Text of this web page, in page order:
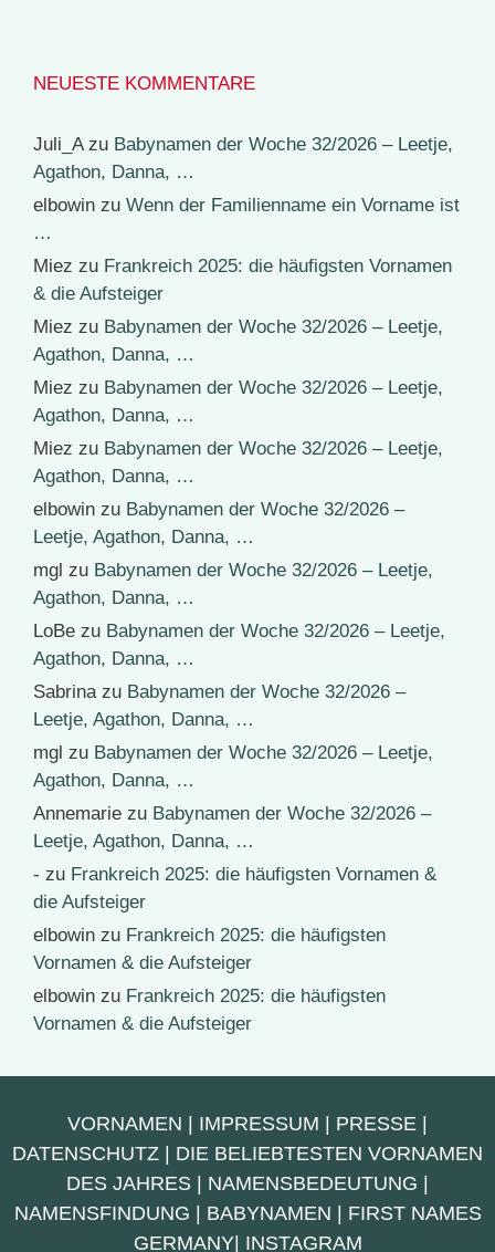
NEUESTE KOMMENTARE
Juli_Azu Babynamen der Woche 32/2026 – Leetje,
Agathon, Danna, …
elbowin zu Wenn der Familienname ein Vorname ist
…
Miez zu Frankreich 2025: die häufigsten Vornamen
& die Aufsteiger
Miez zu Babynamen der Woche 32/2026 – Leetje,
Agathon, Danna, …
Miez zu Babynamen der Woche 32/2026 – Leetje,
Agathon, Danna, …
Miez zu Babynamen der Woche 32/2026 – Leetje,
Agathon, Danna, …
elbowin zu Babynamen der Woche 32/2026 –
Leetje, Agathon, Danna, …
mgl zu Babynamen der Woche 32/2026 – Leetje,
Agathon, Danna, …
LoBe zu Babynamen der Woche 32/2026 – Leetje,
Agathon, Danna, …
Sabrinazu Babynamen der Woche 32/2026 –
Leetje, Agathon, Danna, …
mgl zu Babynamen der Woche 32/2026 – Leetje,
Agathon, Danna, …
Annemarie zu Babynamen der Woche 32/2026 –
Leetje, Agathon, Danna, …
- zu Frankreich 2025: die häufigsten Vornamen &
die Aufsteiger
elbowin zu Frankreich 2025: die häufigsten
Vornamen & die Aufsteiger
elbowin zu Frankreich 2025: die häufigsten
Vornamen & die Aufsteiger
VORNAMEN IMPRESSUM PRESSE
DATENSCHUTZ
DIE BELIEBTESTEN VORNAMEN
DES JAHRES
NAMENSBEDEUTUNG
NAMENSFINDUNG
BABYNAMEN
FIRST NAMES
GERMANY| INSTAGRAM